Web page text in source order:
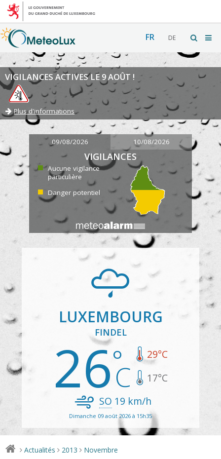
FR DE
VIGILANCES ACTIVES LE 9 AOÛT !
Plus d'informations
09/08/2026 10/08/2026
VIGILANCES
Aucune vigilance
particulière
Danger potentiel
LUXEMBOURG
FINDEL
26 29°C
17°C
SO 19 km/h
Dimanche 09 août 2026 à 15h35
> Actualités > 2013 > Novembre